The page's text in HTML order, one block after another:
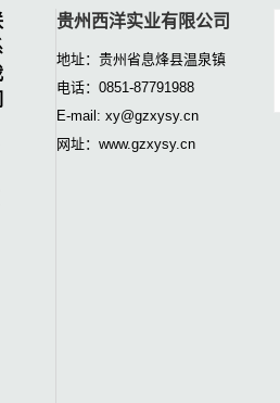
贵州西洋实业有限公司
地址：贵州省息烽县温泉镇
电话：0851-87791988
E-mail: xy@gzxysy.cn
网址：www.gzxysy.cn